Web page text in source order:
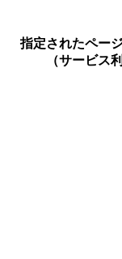
指定されたペー
（サービス